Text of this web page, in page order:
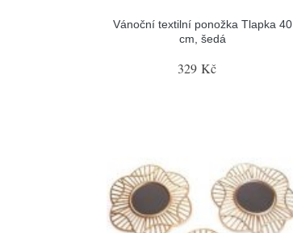
Vánoční textilní ponožka Tlapka 40
cm, šedá
329 Kč